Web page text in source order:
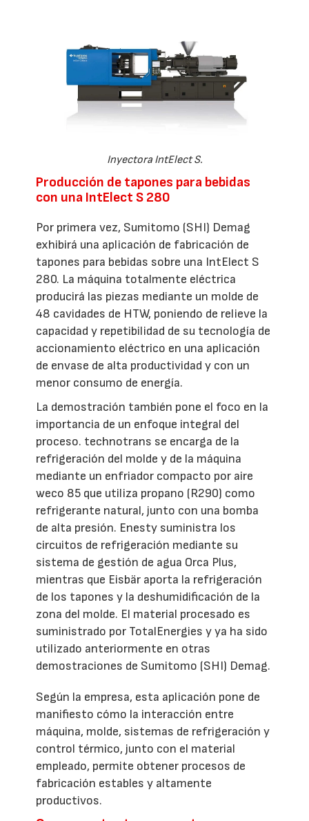
Inyectora IntElect S.
Producción de tapones para bebidas
con una IntElect S 280
Por primera vez, Sumitomo (SHI) Demag
exhibirá una aplicación de fabricación de
tapones para bebidas sobre una IntElect S
280. La máquina totalmente eléctrica
producirá las piezas mediante un molde de
48 cavidades de HTW, poniendo de relieve la
capacidad y repetibilidad de su tecnología de
accionamiento eléctrico en una aplicación
de envase de alta productividad y con un
menor consumo de energía.
La demostración también pone el foco en la
importancia de un enfoque integral del
proceso. technotrans se encarga de la
refrigeración del molde y de la máquina
mediante un enfriador compacto por aire
weco 85 que utiliza propano (R290) como
refrigerante natural, junto con una bomba
de alta presión. Enesty suministra los
circuitos de refrigeración mediante su
sistema de gestión de agua Orca Plus,
mientras que Eisbär aporta la refrigeración
de los tapones y la deshumidificación de la
zona del molde. El material procesado es
suministrado por TotalEnergies y ya ha sido
utilizado anteriormente en otras
demostraciones de Sumitomo (SHI) Demag.
Según la empresa, esta aplicación pone de
manifiesto cómo la interacción entre
máquina, molde, sistemas de refrigeración y
control térmico, junto con el material
empleado, permite obtener procesos de
fabricación estables y altamente
productivos.